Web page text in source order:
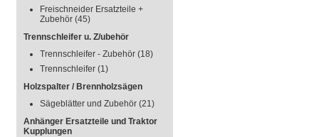
Freischneider Ersatzteile +
Zubehör (45)
Trennschleifer u. Z/ubehör
Trennschleifer - Zubehör (18)
Trennschleifer (1)
Holzspalter / Brennholzsägen
Sägeblätter und Zubehör (21)
Anhänger Ersatzteile und Traktor
Kupplungen